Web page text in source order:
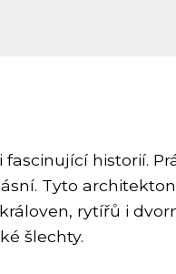
historií.
Tyto
rytířů i
šlechty.